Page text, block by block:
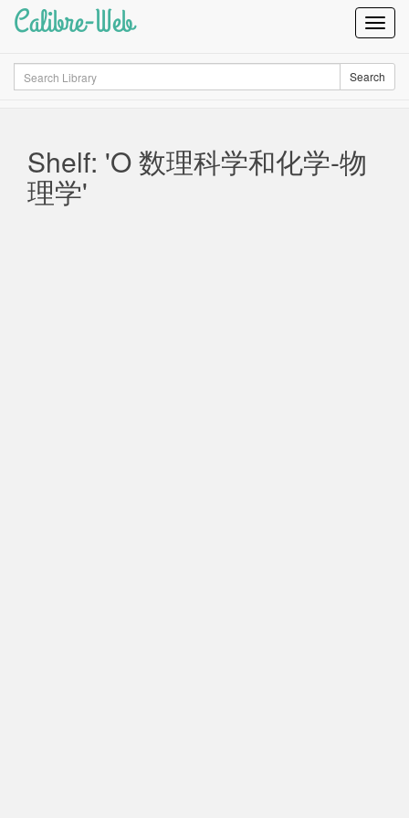
Calibre-Web
Search Search
Shelf: 'O 数理科学和化学-物
理学'